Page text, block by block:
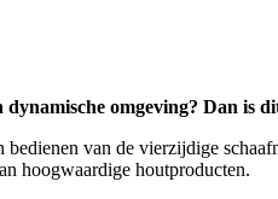
omgeving? Dan is
van de vierzijdige
hoogwaardige houtproducten.